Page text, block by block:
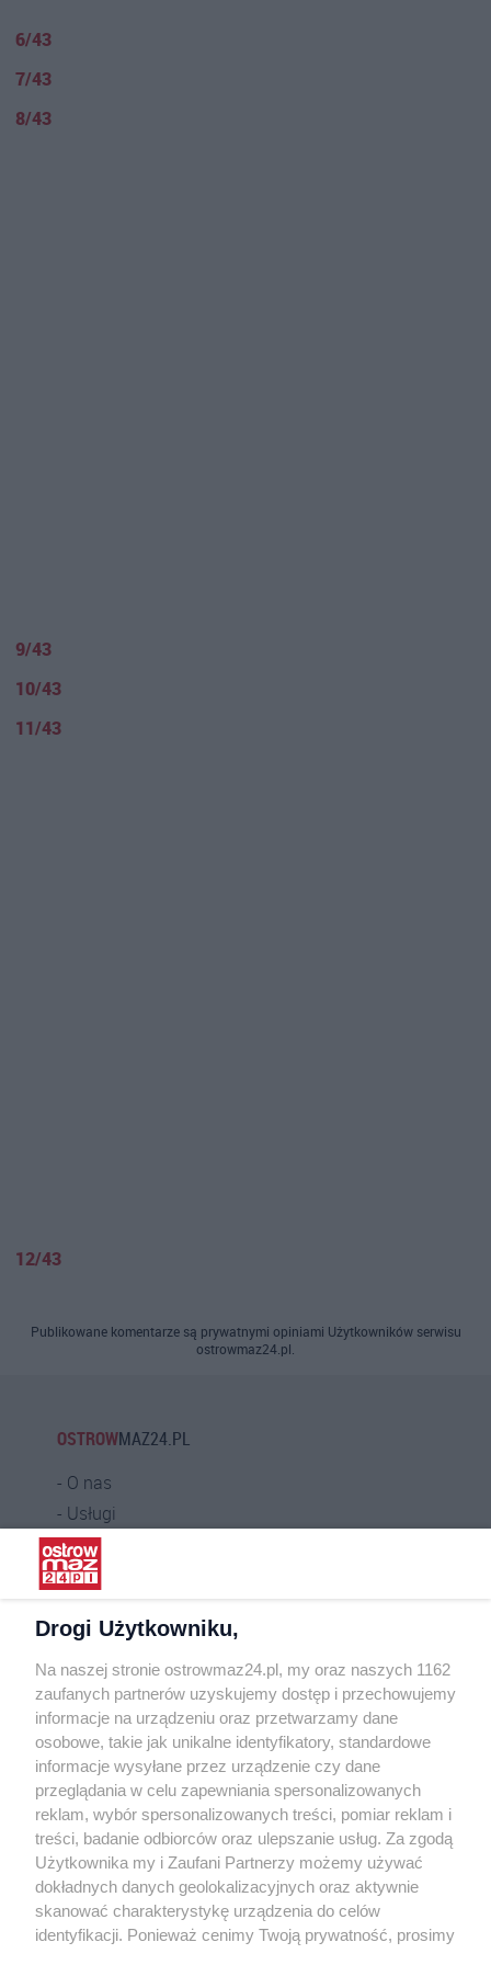
6/43
7/43
8/43
9/43
10/43
11/43
12/43
Publikowane komentarze są prywatnymi opiniami Użytkowników serwisu
ostrowmaz24.pl.
OSTROWMAZ24.PL
O nas
Usługi
Praca
Warunki korzystania
Kontakt
INFORMATOR
Bankomaty
Msze święte
Nocna pomoc lekarska
Taxi
REKLAMA
Banery i artykuły
Reklama wideo
Drogi Użytkowniku,
Na naszej stronie ostrowmaz24.pl, my oraz naszych 1162
zaufanych partnerów uzyskujemy dostęp i przechowujemy
informacje na urządzeniu oraz przetwarzamy dane
osobowe, takie jak unikalne identyfikatory, standardowe
informacje wysyłane przez urządzenie czy dane
przeglądania w celu zapewniania spersonalizowanych
reklam, wybór spersonalizowanych treści, pomiar reklam i
treści, badanie odbiorców oraz ulepszanie usług. Za zgodą
Użytkownika my i Zaufani Partnerzy możemy używać
dokładnych danych geolokalizacyjnych oraz aktywnie
skanować charakterystykę urządzenia do celów
identyfikacji. Ponieważ cenimy Twoją prywatność, prosimy